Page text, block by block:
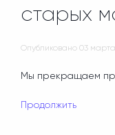
старых
Опубликовано 03 марта
Мы прекращаем
Продолжить